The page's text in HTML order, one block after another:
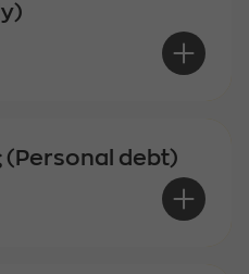
(Personal debt)